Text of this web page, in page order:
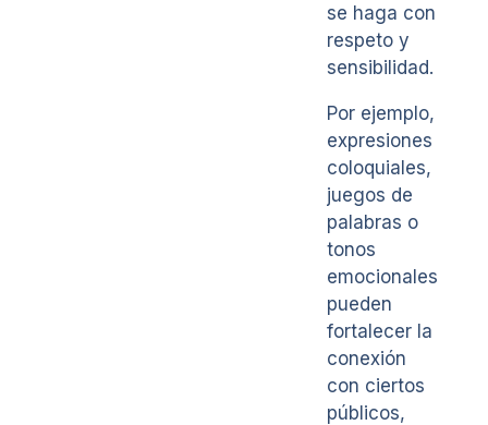
se haga con
respeto y
sensibilidad.
Por ejemplo,
expresiones
coloquiales,
juegos de
palabras o
tonos
emocionales
pueden
fortalecer la
conexión
con ciertos
públicos,